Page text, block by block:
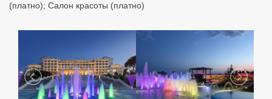
(платно); Салон красоты (платно)